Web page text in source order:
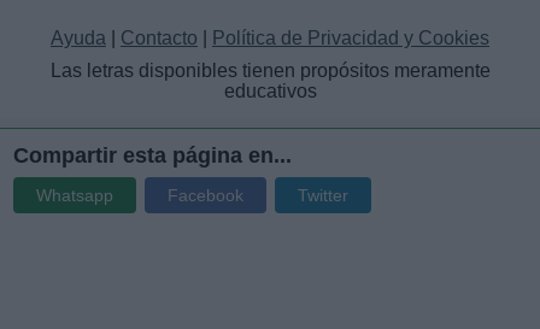
Ayuda Contacto
Política de Privacidad y Cookies
Las letras disponibles tienen propósitos meramente
educativos
Compartir esta página en...
Whatsapp Facebook Twitter